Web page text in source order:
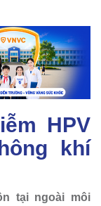
HPV
khí
tại ngoài môi